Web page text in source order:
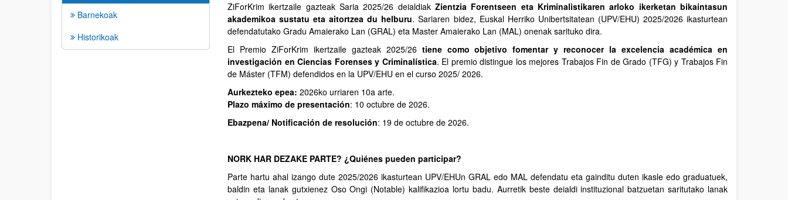
Barnekoak
Historikoak
ZiForKrim ikertzaile gazteak Saria 2025/26 deialdiak Zientzia Forentseen eta Kriminalistikaren arloko ikerketan bikaintasun
akademikoa sustatu eta aitortzea du helburu. Sariaren bidez, Euskal Herriko Unibertsitatean (UPV/EHU) 2025/2026 ikasturtean
defendatutako Gradu Amaierako Lan (GRAL) eta Master Amaierako Lan (MAL) onenak sarituko dira.
El Premio ZiForKrim ikertzaile gazteak 2025/26 tiene como objetivo fomentar y reconocer la excelencia académica en
investigación en Ciencias Forenses y Criminalística. El premio distingue los mejores Trabajos Fin de Grado (TFG) y Trabajos Fin
de Máster (TFM) defendidos en la UPV/EHU en el curso 2025/ 2026.
Aurkezteko epea: 2026ko urriaren 10a arte.
Plazo máximo de presentación: 10 octubre de 2026.
Ebazpena/ Notificación de resolución: 19 de octubre de 2026.
NORK HAR DEZAKE PARTE? ¿Quiénes pueden participar?
Parte hartu ahal izango dute 2025/2026 ikasturtean UPV/EHUn GRAL edo MAL defendatu eta gainditu duten ikasle edo graduatuek,
baldin eta lanak gutxienez Oso Ongi (Notable) kalifikazioa lortu badu. Aurretik beste deialdi instituzional batzuetan saritutako lanak